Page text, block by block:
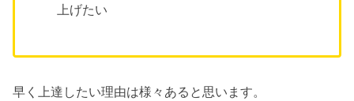
上げたい
早く上達したい理由は様々あると思います。